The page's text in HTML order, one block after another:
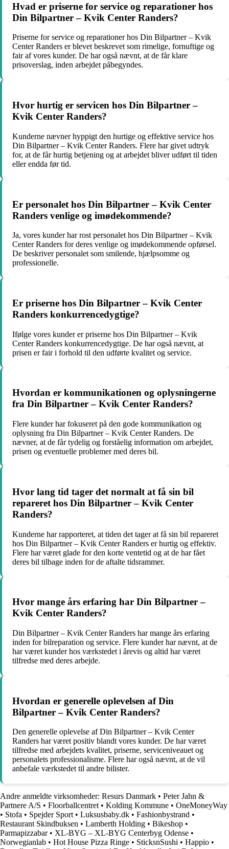
Hvad er priserne for service og reparationer hos
Din Bilpartner – Kvik Center Randers?
Priserne for service og reparationer hos Din Bilpartner – Kvik
Center Randers er blevet beskrevet som rimelige, fornuftige og
fair af vores kunder. De har også nævnt, at de får klare
prisoverslag, inden arbejdet påbegyndes.
Hvor hurtig er servicen hos Din Bilpartner –
Kvik Center Randers?
Kunderne nævner hyppigt den hurtige og effektive service hos
Din Bilpartner – Kvik Center Randers. Flere har givet udtryk
for, at de får hurtig betjening og at arbejdet bliver udført til tiden
eller endda før tid.
Er personalet hos Din Bilpartner – Kvik Center
Randers venlige og imødekommende?
Ja, vores kunder har rost personalet hos Din Bilpartner – Kvik
Center Randers for deres venlige og imødekommende opførsel.
De beskriver personalet som smilende, hjælpsomme og
professionelle.
Er priserne hos Din Bilpartner – Kvik Center
Randers konkurrencedygtige?
Ifølge vores kunder er priserne hos Din Bilpartner – Kvik
Center Randers konkurrencedygtige. De har også nævnt, at
prisen er fair i forhold til den udførte kvalitet og service.
Hvordan er kommunikationen og oplysningerne
fra Din Bilpartner – Kvik Center Randers?
Flere kunder har fokuseret på den gode kommunikation og
oplysning fra Din Bilpartner – Kvik Center Randers. De
nævner, at de får tydelig og forståelig information om arbejdet,
prisen og eventuelle problemer med deres bil.
Hvor lang tid tager det normalt at få sin bil
repareret hos Din Bilpartner – Kvik Center
Randers?
Kunderne har rapporteret, at tiden det tager at få sin bil repareret
hos Din Bilpartner – Kvik Center Randers er hurtig og effektiv.
Flere har været glade for den korte ventetid og at de har fået
deres bil tilbage inden for de aftalte tidsrammer.
Hvor mange års erfaring har Din Bilpartner –
Kvik Center Randers?
Din Bilpartner – Kvik Center Randers har mange års erfaring
inden for bilreparation og service. Flere kunder har nævnt, at de
har været kunder hos værkstedet i årevis og altid har været
tilfredse med deres arbejde.
Hvordan er generelle oplevelsen af Din
Bilpartner – Kvik Center Randers?
Den generelle oplevelse af Din Bilpartner – Kvik Center
Randers har været positiv blandt vores kunder. De har været
tilfredse med arbejdets kvalitet, priserne, serviceniveauet og
personalets professionalisme. Flere har også nævnt, at de vil
anbefale værkstedet til andre bilister.
Andre anmeldte virksomheder: Resurs Danmark • Peter Jahn &
Partnere A/S • Floorballcentret• Kolding Kommune • OneMoneyWay
• Stofa • Spejder Sport• Luksusbaby.dk • Fashionbystrand •
Restaurant Skindbuksen • Lamberth Holding • Bikeshop •
Parmapizzabar• XL-BYG – XL-BYG Centerbyg Odense •
Norwegianlab • Hot House Pizza Ringe • SticksnSushi • Happio •